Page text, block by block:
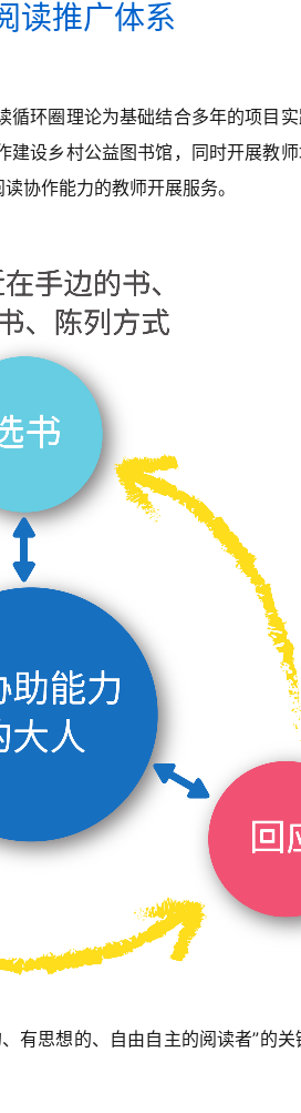
读推广体系
环圈理论为基础结合多年的项目
设乡村公益图书馆，同时开展教
协作能力的教师开展服务。
有思想的、自由自主的阅读者”的